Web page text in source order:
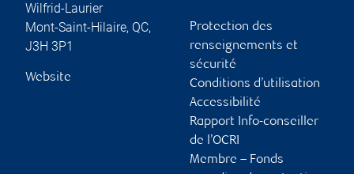
Wilfrid-Laurier
Mont-Saint-Hilaire, QC,
J3H 3P1
Website
Protection des
renseignements et
sécurité
Conditions d’utilisation
Accessibilité
Rapport Info-conseiller
de l’OCRI
Membre – Fonds